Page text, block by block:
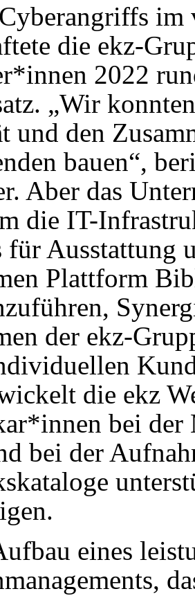
im
die ekz-
2022
„Wir
und den
bauen“,
Aber das
die IT-
für Ausstattung
Plattform
der ekz-
die ekz
bei der
bei der
eines